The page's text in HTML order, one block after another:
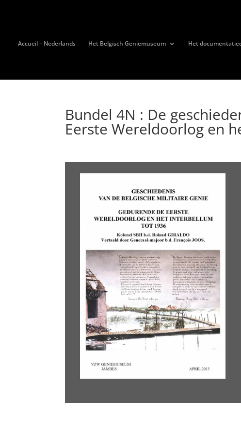
Accueil – Nederlands Het Belgisch Geniemuseum Het
Bundel 4N : De
Eerste Wereldoorlog en